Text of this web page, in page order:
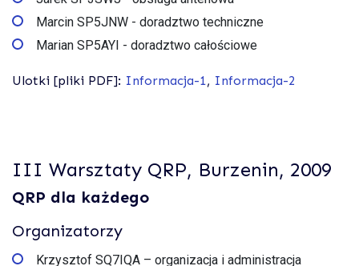
Marcin SP5JNW - doradztwo techniczne
Marian SP5AYI - doradztwo całościowe
Ulotki [pliki PDF]: Informacja-1, Informacja-2
III Warsztaty QRP, Burzenin, 2009
QRP dla każdego
Organizatorzy
Krzysztof SQ7IQA – organizacja i administracja